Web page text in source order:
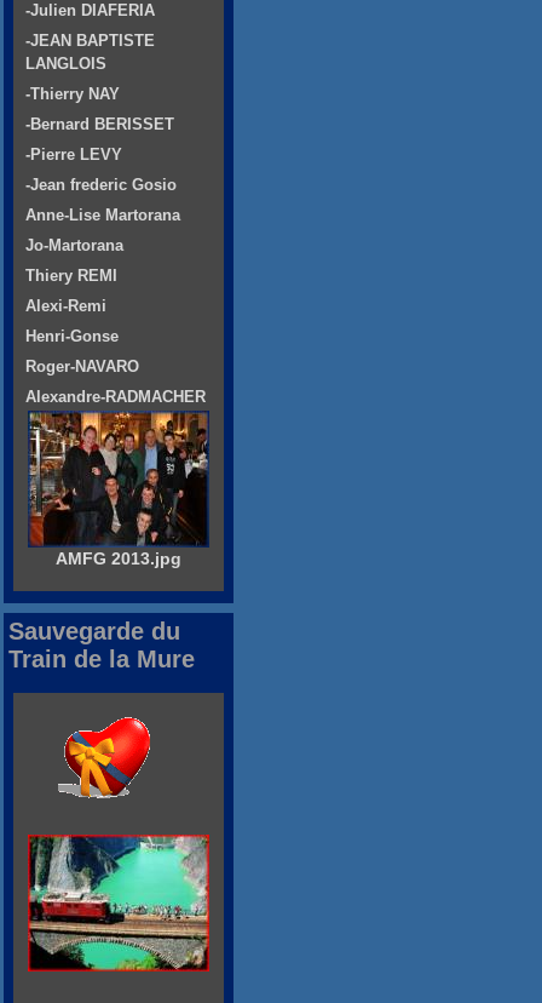
-Julien DIAFERIA
-JEAN BAPTISTE
LANGLOIS
-Thierry NAY
-Bernard BERISSET
-Pierre LEVY
-Jean frederic Gosio
Anne-Lise Martorana
Jo-Martorana
Thiery REMI
Alexi-Remi
Henri-Gonse
Roger-NAVARO
Alexandre-RADMACHER
AMFG 2013.jpg
Sauvegarde du
Train de la Mure